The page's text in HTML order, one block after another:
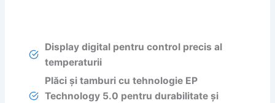
Display digital pentru control precis al
temperaturii
Plăci și tamburi cu tehnologie EP
Technology 5.0 pentru durabilitate și